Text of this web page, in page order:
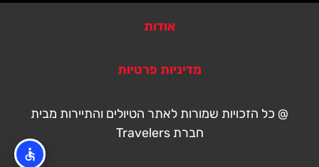
אודות
מדיניות פרטיות
@ כל הזכויות שמורות לאתר הטיולים והתיירות מבית
חברת Travelers